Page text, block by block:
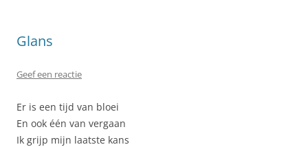
Glans
Geef een reactie
Er is een tijd van bloei
En ook één van vergaan
Ik grijp mijn laatste kans